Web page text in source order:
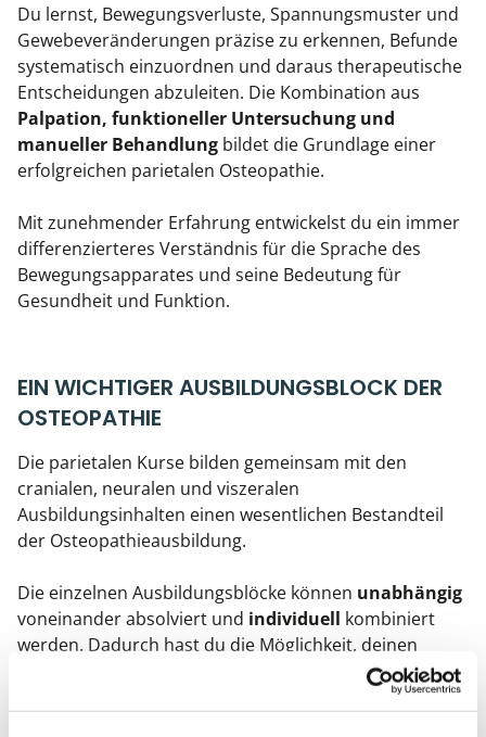
Du lernst, Bewegungsverluste, Spannungsmuster und
Gewebeveränderungen präzise zu erkennen, Befunde
systematisch einzuordnen und daraus therapeutische
Entscheidungen abzuleiten. Die Kombination aus
Palpation, funktioneller Untersuchung und
manueller Behandlung bildet die Grundlage einer
erfolgreichen parietalen Osteopathie.
Mit zunehmender Erfahrung entwickelst du ein immer
differenzierteres Verständnis für die Sprache des
Bewegungsapparates und seine Bedeutung für
Gesundheit und Funktion.
EIN WICHTIGER AUSBILDUNGSBLOCK DER
OSTEOPATHIE
Die parietalen Kurse bilden gemeinsam mit den
cranialen, neuralen und viszeralen
Ausbildungsinhalten einen wesentlichen Bestandteil
der Osteopathieausbildung.
Die einzelnen Ausbildungsblöcke können unabhängig
voneinander absolviert und individuell kombiniert
werden. Dadurch hast du die Möglichkeit, deinen
zu gestalten und die
nach deinen